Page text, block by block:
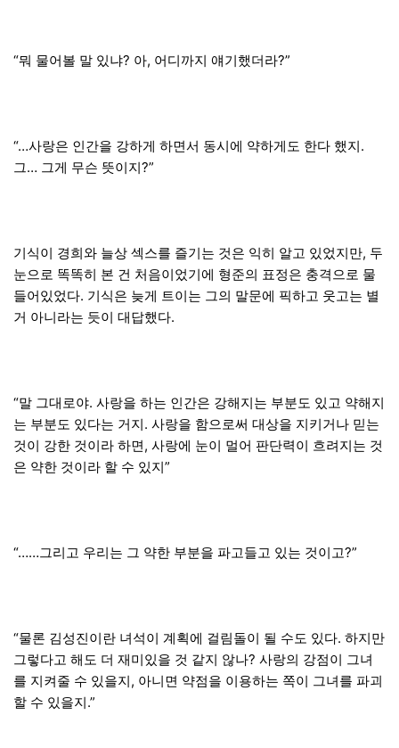
“뭐 물어볼 말 있냐? 아, 어디까지 얘기했더라?”
“…사랑은 인간을 강하게 하면서 동시에 약하게도 한다 했지.
그… 그게 무슨 뜻이지?”
기식이 경희와 늘상 섹스를 즐기는 것은 익히 알고 있었지만, 두
눈으로 똑똑히 본 건 처음이었기에 형준의 표정은 충격으로 물
들어있었다. 기식은 늦게 트이는 그의 말문에 픽하고 웃고는 별
거 아니라는 듯이 대답했다.
“말 그대로야. 사랑을 하는 인간은 강해지는 부분도 있고 약해지
는 부분도 있다는 거지. 사랑을 함으로써 대상을 지키거나 믿는
것이 강한 것이라 하면, 사랑에 눈이 멀어 판단력이 흐려지는 것
은 약한 것이라 할 수 있지”
“……그리고 우리는 그 약한 부분을 파고들고 있는 것이고?”
“물론 김성진이란 녀석이 계획에 걸림돌이 될 수도 있다. 하지만
그렇다고 해도 더 재미있을 것 같지 않나? 사랑의 강점이 그녀
를 지켜줄 수 있을지, 아니면 약점을 이용하는 쪽이 그녀를 파괴
할 수 있을지.”